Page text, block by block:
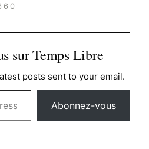
sur Temps Libre
posts sent to your email.
Abonnez-vous